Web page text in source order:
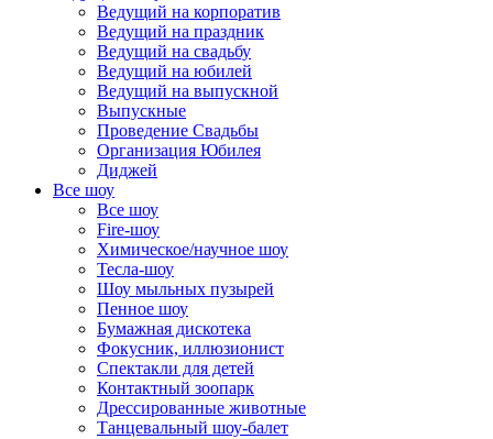
Ведущий на корпоратив
Ведущий на праздник
Ведущий на свадьбу
Ведущий на юбилей
Ведущий на выпускной
Выпускные
Проведение Свадьбы
Организация Юбилея
Диджей
Все шоу
Все шоу
Fire-шоу
Химическое/научное шоу
Тесла-шоу
Шоу мыльных пузырей
Пенное шоу
Бумажная дискотека
Фокусник, иллюзионист
Спектакли для детей
Контактный зоопарк
Дрессированные животные
Танцевальный шоу-балет